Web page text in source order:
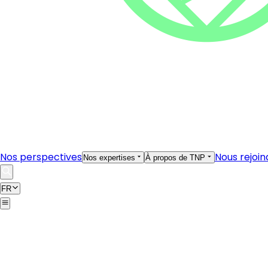
Nos perspectives Nos expertises À propos de TNP Nous
FR